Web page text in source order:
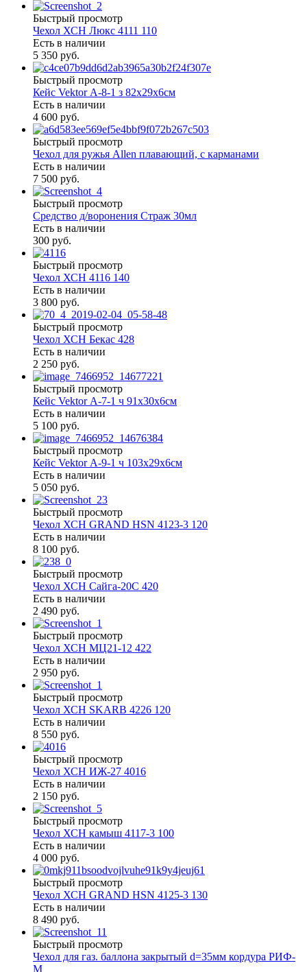
Быстрый просмотр
Чехол ХСН Люкс 4111 110
Есть в наличии
5 350 руб.
Быстрый просмотр
Кейс Vektor А-8-1 з 82х29х6см
Есть в наличии
4 600 руб.
Быстрый просмотр
Чехол для ружья Allen плавающий, с карманами
Есть в наличии
7 500 руб.
Быстрый просмотр
Средство д/воронения Страж 30мл
Есть в наличии
300 руб.
Быстрый просмотр
Чехол ХСН 4116 140
Есть в наличии
3 800 руб.
Быстрый просмотр
Чехол ХСН Бекас 428
Есть в наличии
2 250 руб.
Быстрый просмотр
Кейс Vektor А-7-1 ч 91х30х6см
Есть в наличии
5 100 руб.
Быстрый просмотр
Кейс Vektor А-9-1 ч 103х29х6см
Есть в наличии
5 050 руб.
Быстрый просмотр
Чехол ХСН GRAND HSN 4123-3 120
Есть в наличии
8 100 руб.
Быстрый просмотр
Чехол ХСН Сайга-20С 420
Есть в наличии
2 490 руб.
Быстрый просмотр
Чехол ХСН МЦ21-12 422
Есть в наличии
2 950 руб.
Быстрый просмотр
Чехол ХСН SKARB 4226 120
Есть в наличии
8 550 руб.
Быстрый просмотр
Чехол ХСН ИЖ-27 4016
Есть в наличии
2 150 руб.
Быстрый просмотр
Чехол ХСН камыш 4117-3 100
Есть в наличии
4 000 руб.
Быстрый просмотр
Чехол ХСН GRAND HSN 4125-3 130
Есть в наличии
8 490 руб.
Быстрый просмотр
Чехол для газ. баллона закрытый d=35мм кордура РИФ-
М